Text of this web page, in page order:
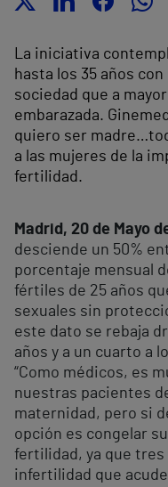
La iniciativa
hasta los 35 años
sociedad que a
embarazada.
quiero ser
a las mujeres de la
fertilidad.
Madrid, 20 de Mayo
desciende un 50%
porcentaje mensual
fértiles de 25 años
sexuales sin
este dato se rebaja
años y a un cuarto a
“Como médicos, es
nuestras pacientes
maternidad, pero si
opción es congelar
fertilidad, ya que tres
infertilidad que